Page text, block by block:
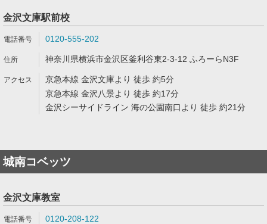
金沢文庫駅前校
0120-555-202
神奈川県横浜市金沢区釜利谷東2-3-12 ふろーらN3F
京急本線 金沢文庫より 徒歩 約5分
京急本線 金沢八景より 徒歩 約17分
金沢シーサイドライン 海の公園南口より 徒歩 約21分
城南コベッツ
金沢文庫教室
0120-208-122